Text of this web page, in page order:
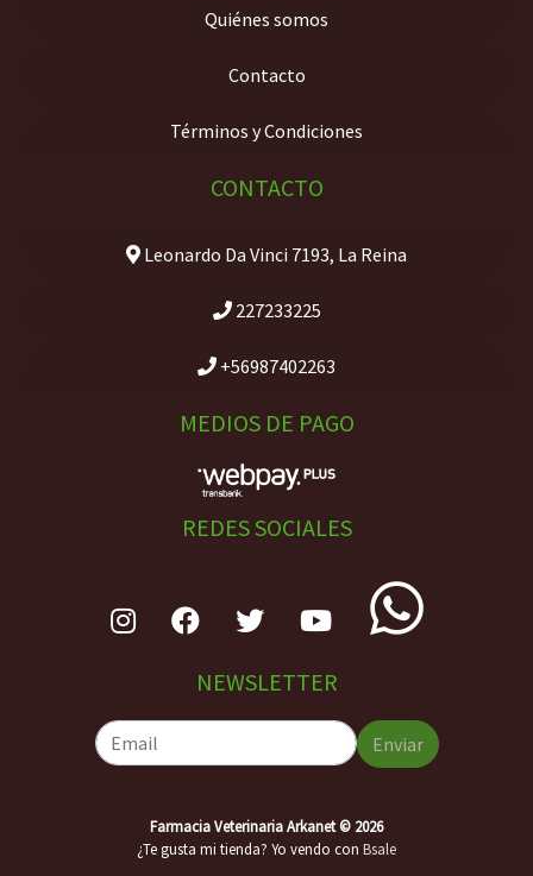
Quiénes somos
Contacto
Términos y Condiciones
CONTACTO
Leonardo Da Vinci 7193, La Reina
227233225
+56987402263
MEDIOS DE PAGO
REDES SOCIALES
NEWSLETTER
Enviar
Farmacia Veterinaria Arkanet © 2026
¿Te gusta mi tienda? Yo vendo con Bsale